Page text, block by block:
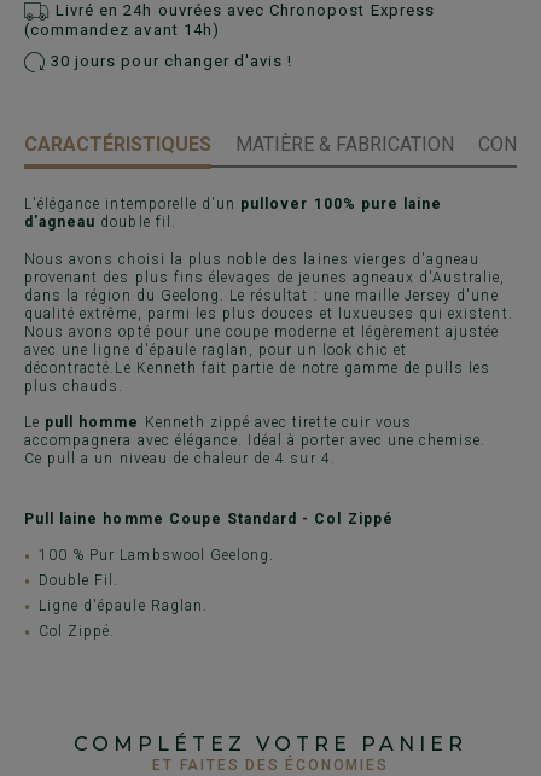
Livré en 24h ouvrées avec Chronopost Express
(commandez avant 14h)
30 jours pour changer d'avis !
CARACTÉRISTIQUES MATIÈRE & FABRICATION
L'élégance intemporelle d'un pullover 100% pure laine
d'agneau double fil.
Nous avons choisi la plus noble des laines vierges d'agneau
provenant des plus fins élevages de jeunes agneaux d'Australie,
dans la région du Geelong. Le résultat : une maille Jersey d'une
qualité extrême, parmi les plus douces et luxueuses qui existent.
Nous avons opté pour une coupe moderne et légèrement ajustée
avec une ligne d'épaule raglan, pour un look chic et
décontracté.Le Kenneth fait partie de notre gamme de pulls les
plus chauds.
Le pull homme Kenneth zippé avec tirette cuir vous
accompagnera avec élégance. Idéal à porter avec une chemise.
Ce pull a un niveau de chaleur de 4 sur 4.
Pull laine homme Coupe Standard - Col Zippé
100 % Pur Lambswool Geelong.
Double Fil.
Ligne d'épaule Raglan.
Col Zippé.
COMPLÉTEZ VOTRE PANIER
ET FAITES DES ÉCONOMIES